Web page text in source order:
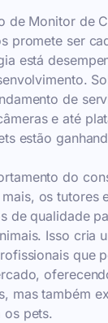
de Monitor de
promete ser
está
de
e até
estão
do
os tutores
de qualidade
Isso cria
que
mas também
os pets.